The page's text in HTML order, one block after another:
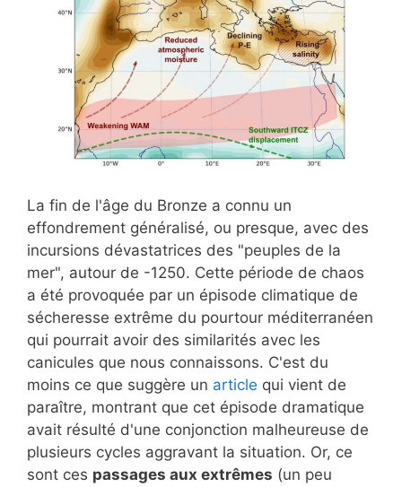
La fin de l'âge du Bronze a connu un
effondrement généralisé, ou presque, avec des
incursions dévastatrices des "peuples de la
mer", autour de -1250. Cette période de chaos
a été provoquée par un épisode climatique de
sécheresse extrême du pourtour méditerranéen
qui pourrait avoir des similarités avec les
canicules que nous connaissons. C'est du
moins ce que suggère un article qui vient de
paraître, montrant que cet épisode dramatique
avait résulté d'une conjonction malheureuse de
plusieurs cycles aggravant la situation. Or, ce
sont ces passages aux extrêmes (un peu